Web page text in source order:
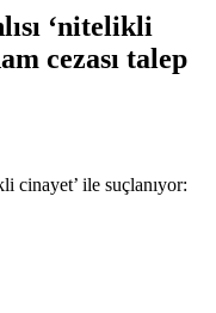
‘nitelikli
cezası talep
cinayet’ ile suçlanıyor: